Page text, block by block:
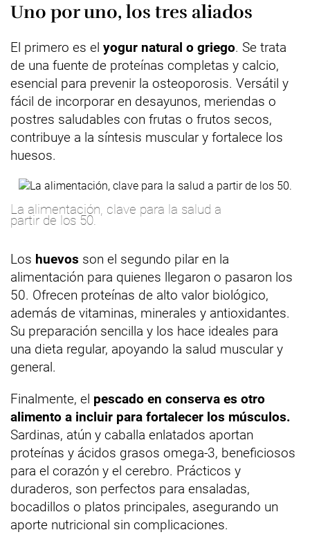
Uno por uno, los tres aliados
El primero es el yogur natural o griego. Se trata
de una fuente de proteínas completas y calcio,
esencial para prevenir la osteoporosis. Versátil y
fácil de incorporar en desayunos, meriendas o
postres saludables con frutas o frutos secos,
contribuye a la síntesis muscular y fortalece los
huesos.
La alimentación, clave para la salud a
partir de los 50.
Los huevos son el segundo pilar en la
alimentación para quienes llegaron o pasaron los
50. Ofrecen proteínas de alto valor biológico,
además de vitaminas, minerales y antioxidantes.
Su preparación sencilla y los hace ideales para
una dieta regular, apoyando la salud muscular y
general.
Finalmente, el pescado en conserva es otro
alimento a incluir para fortalecer los músculos.
Sardinas, atún y caballa enlatados aportan
proteínas y ácidos grasos omega-3, beneficiosos
para el corazón y el cerebro. Prácticos y
duraderos, son perfectos para ensaladas,
bocadillos o platos principales, asegurando un
aporte nutricional sin complicaciones.